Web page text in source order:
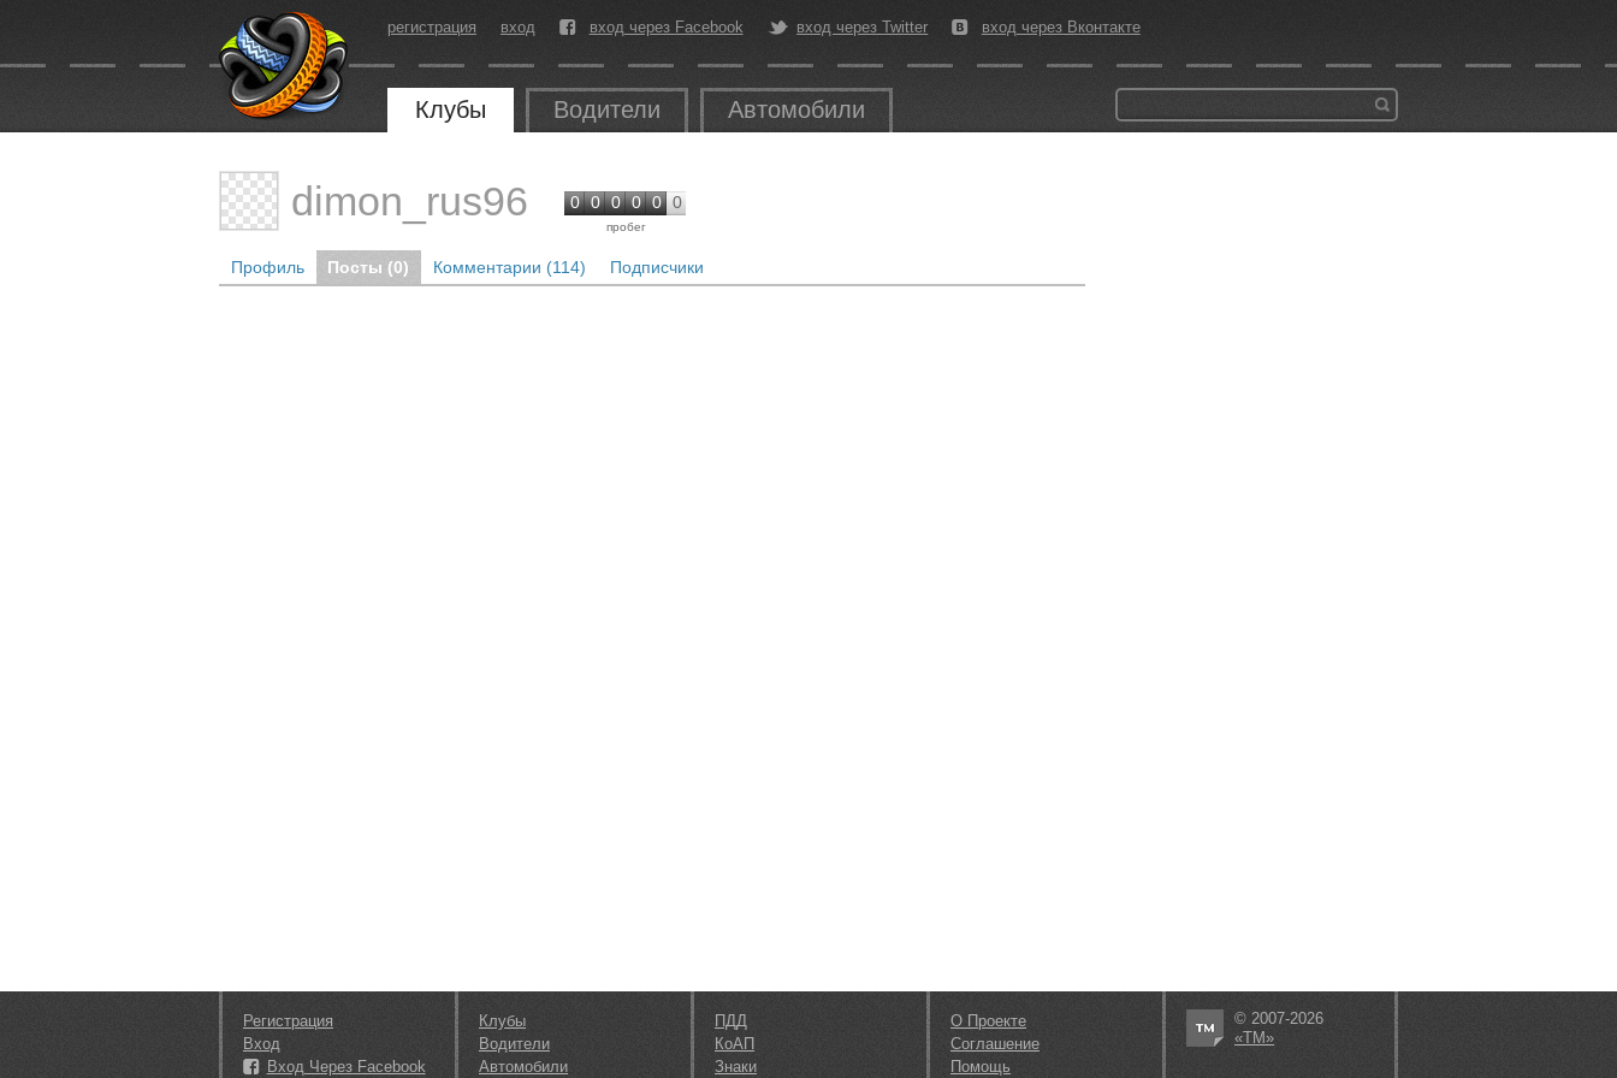
регистрация вход вход через Facebook вход через Twitter вход через Вконтакте
Клубы Водители Автомобили
dimon_rus96 0 0 0 0 0 0
пробег
Профиль Посты (0) Комментарии (114) Подписчики
Регистрация
Вход
Вход Через Facebook
Клубы
Водители
Автомобили
ПДД
КоАП
Знаки
О Проекте
Соглашение
Помощь
© 2007-2026
«ТМ»